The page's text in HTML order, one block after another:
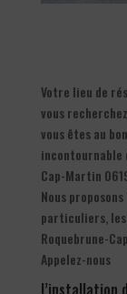
Votre lieu de
vous
vous êtes au
incontournable
Cap-Martin
Nous
particuliers,
Roquebrune-
Appelez-nous
l’installation